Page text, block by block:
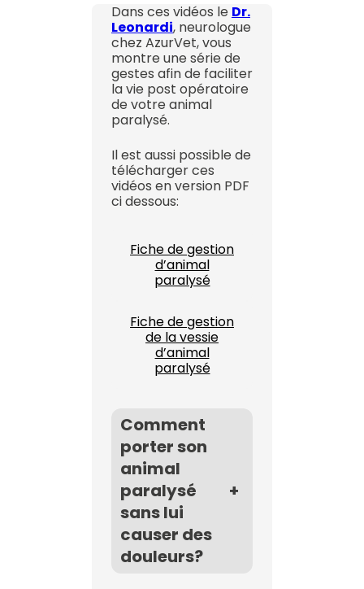
Dans ces vidéos le Dr.
Leonardi, neurologue
chez AzurVet, vous
montre une série de
gestes afin de faciliter
la vie post opératoire
de votre animal
paralysé.
Il est aussi possible de
télécharger ces
vidéos en version PDF
ci dessous:
Fiche de gestion
d’animal
paralysé
Fiche de gestion
de la vessie
d’animal
paralysé
Comment
porter son
animal
paralysé
sans lui
causer des
douleurs?
+